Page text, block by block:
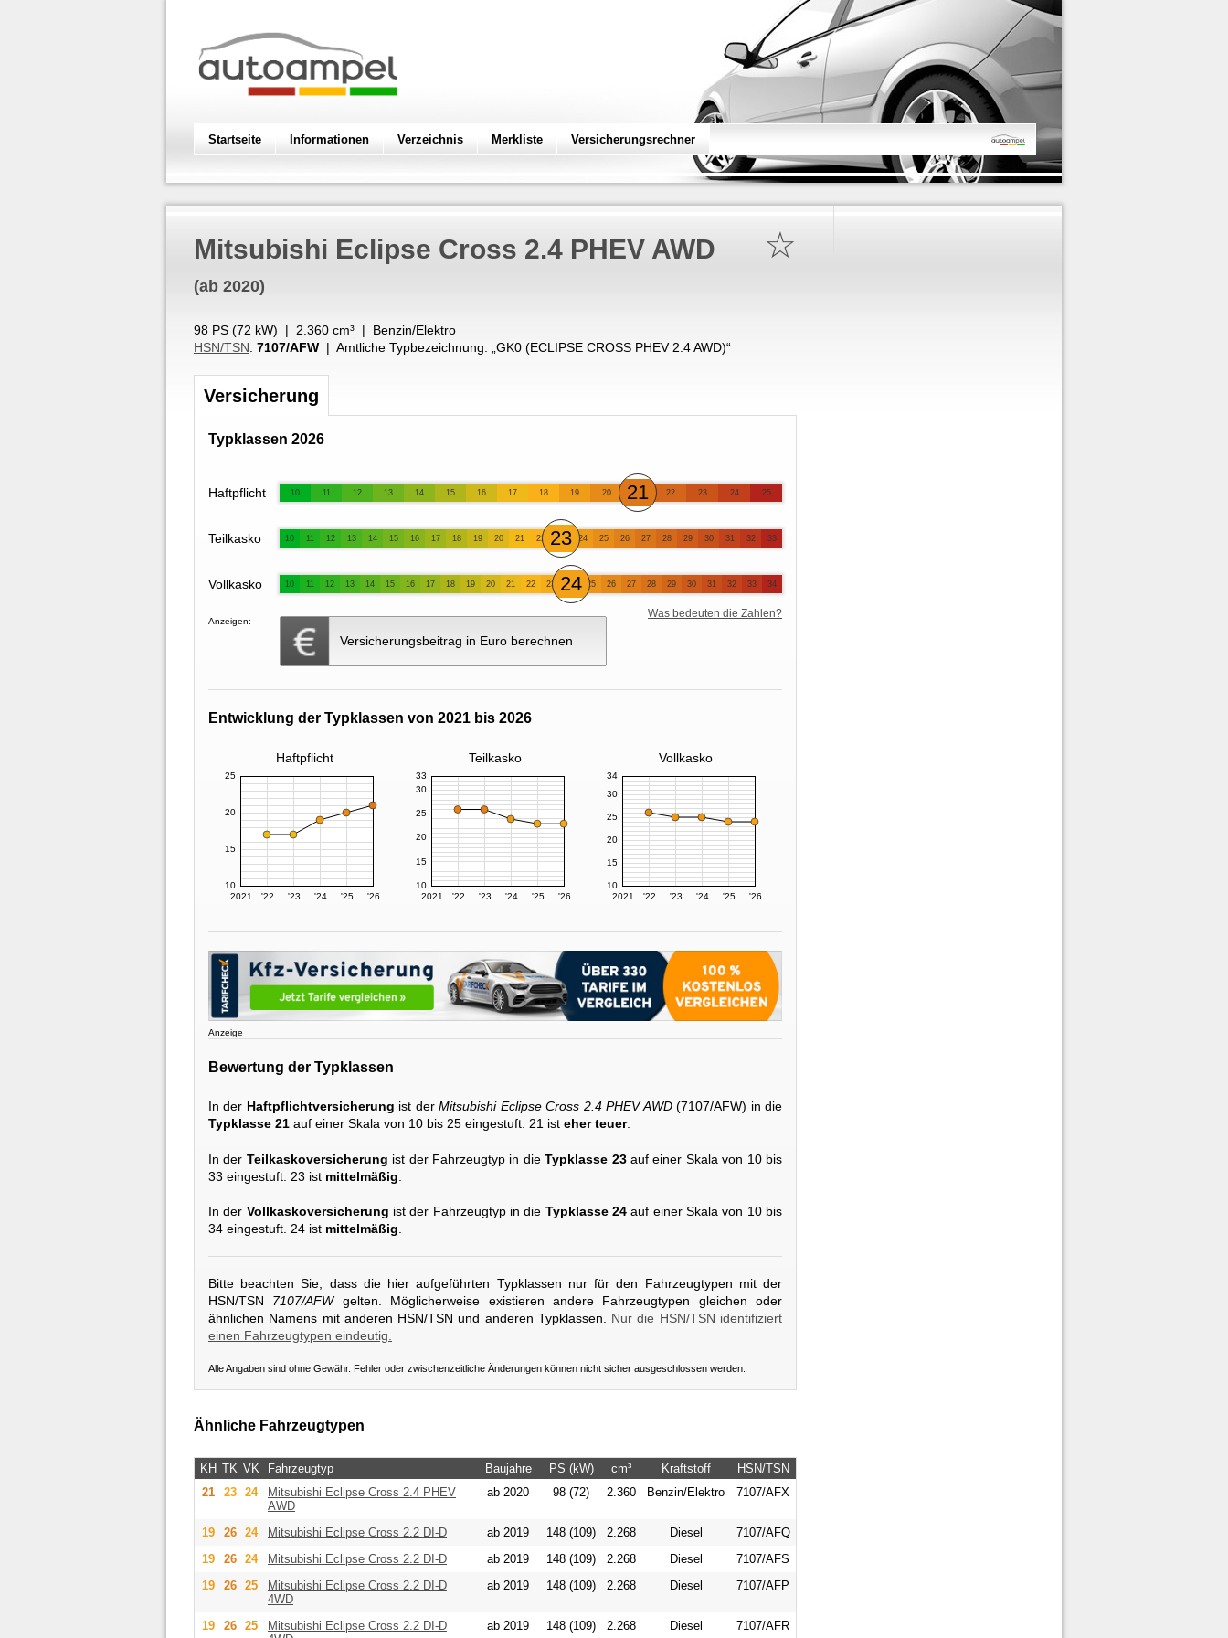
Startseite Informationen Verzeichnis Merkliste Versicherungsrechner
☆
Mitsubishi Eclipse Cross 2.4 PHEV AWD
(ab 2020)
98 PS (72 kW) | 2.360 cm³ | Benzin/Elektro
HSN/TSN: 7107/AFW | Amtliche Typbezeichnung: „ GK0 (ECLIPSE CROSS PHEV 2.4 AWD)“
Versicherung
Typklassen 2026
Haftpflicht 10 11 12 13 14 15 16 17 18 19 20 21 22 23 24 25
Teilkasko 10 11 12 13 14 15 16 17 18 19 20 21 22 23 24 25 26 27 28 29 30 31 32 33
Vollkasko 10 11 12 13 14 15 16 17 18 19 20 21 22 23 24 25 26 27 28 29 30 31 32 33 34
Anzeigen:
Versicherungsbeitrag in Euro berechnen
Was bedeuten die Zahlen?
Entwicklung der Typklassen von 2021 bis 2026
Haftpflicht Teilkasko Vollkasko
2021 '22 '23 '24 '25 '26
10
15
20
25
2021 '22 '23 '24 '25 '26
10
15
20
25
30
33
2021 '22 '23 '24 '25 '26
10
15
20
25
30
34
Anzeige
Bewertung der Typklassen
In der Haftpflichtversicherung ist derMitsubishi Eclipse Cross 2.4 PHEV AWD(7107/AFW) in die
Typklasse 21 auf einer Skala von 10 bis 25 eingestuft. 21 ist eher teuer.
In der Teilkaskoversicherung ist der Fahrzeugtyp in dieTypklasse 23auf einer Skala von 10 bis
33 eingestuft. 23 ist mittelmäßig
In der Vollkaskoversicherung ist der Fahrzeugtyp in die Typklasse 24 auf einer Skala von 10 bis
34 eingestuft. 24 ist mittelmäßig.
Bitte beachten Sie, dass die hier aufgeführten Typklassen nur für den Fahrzeugtypen mit der
HSN/TSN 7107/AFWgelten. Möglicherweise existieren andere Fahrzeugtypen gleichen oder
ähnlichen Namens mit anderen HSN/TSN und anderen Typklassen. Nur die HSN/TSN identifiziert
einen Fahrzeugtypen eindeutig.
Alle Angaben sind ohne Gewähr. Fehler oder zwischenzeitliche Änderungen können nicht sicher ausgeschlossen werden.
Ähnliche Fahrzeugtypen
KH TK VK Fahrzeugtyp Baujahre PS (kW) cm³ Kraftstoff
HSN/TSN
21
23 24 Mitsubishi Eclipse Cross 2.4 PHEV
AWD
ab 2020 98 (72) 2.360 Benzin/Elektro 7107/AFX
19 26 24 Mitsubishi Eclipse Cross 2.2 DI-D ab 2019 148 (109) 2.268 Diesel
7107/AFQ
19
26 24 Mitsubishi Eclipse Cross 2.2 DI-D ab 2019 148 (109) 2.268 Diesel
7107/AFS
19
26 25 Mitsubishi Eclipse Cross 2.2 DI-D
4WD
ab 2019 148 (109) 2.268 Diesel 7107/AFP
19 26 25 Mitsubishi Eclipse Cross 2.2 DI-D
ab 2019 148 (109) 2.268 Diesel 7107/AFR